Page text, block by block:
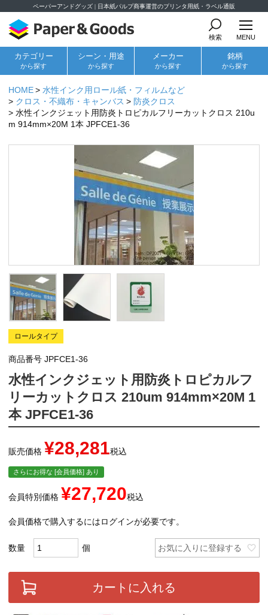
ペーパーアンドグッズ | 日本紙パルプ商事運営のプリンタ用紙・ラベル通販
検索 MENU
カテゴリー
から探す
シーン・用途
から探す
メーカー
から探す
銘柄
から探す
HOME
水性インク用ロール紙・フィルムなど
クロス・不織布・キャンバス
防炎クロス
水性インクジェット用防炎トロピカルフリーカットクロス 210u
m 914mm×20M 1本 JPFCE1-36
ロールタイプ
商品番号 JPFCE1-36
水性インクジェット用防炎トロピカルフ
リーカットクロス 210um 914mm×20M 1
本 JPFCE1-36
販売価格 ¥28,281税込
さらにお得な [会員価格] あり
会員特別価格 ¥27,720税込
会員価格で購入するにはログインが必要です。
お気に入りに登録する
カートに入れる